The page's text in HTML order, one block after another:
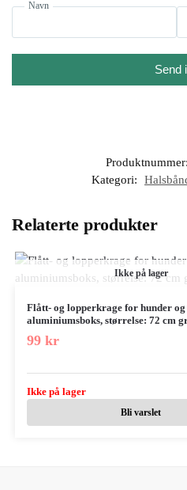
Navn
Send
Produktnummer:
Kategori:
Relaterte produkter
Ikke på lager
Flått- og lopperkrage for hunder
aluminiumsboks, størrelse: 72 cm
99 kr
Ikke på lager
Bli varslet